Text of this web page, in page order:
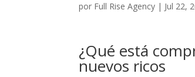
por Full Rise Agency | Jul 22,
¿Qué está
nuevos ricos